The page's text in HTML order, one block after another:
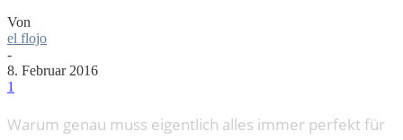
Von
el flojo
-
8. Februar 2016
1
Warum genau muss eigentlich alles immer perfekt für